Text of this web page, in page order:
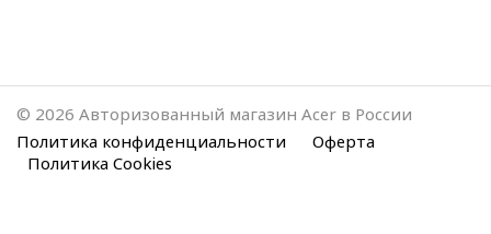
© 2026 Авторизованный магазин Acer в России
Политика конфиденциальности
Оферта
Политика Cookies